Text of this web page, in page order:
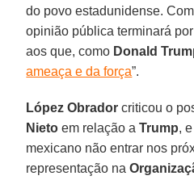
do povo estadunidense.
opinião pública terminará
aos que, como Donald
ameaça e da força”.
López Obrador criticou o
Nieto em relação aTrump,
mexicano não entrar nos
representação na